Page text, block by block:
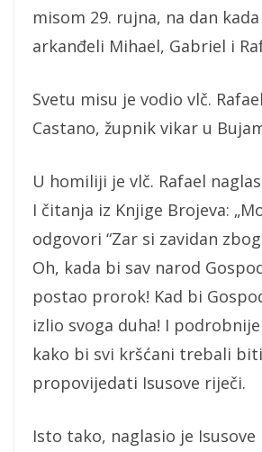
misom 29. rujna, na dan kada
arkanđeli Mihael, Gabriel i
Svetu misu je vodio vlč.
Castano, župnik vikar u
U homiliji je vlč. Rafael
I čitanja iz Knjige Brojeva:
odgovori “Zar si zavidan
Oh, kada bi sav narod
postao prorok! Kad bi
izlio svoga duha! I
kako bi svi kršćani trebali
propovijedati Isusove riječi.
Isto tako, naglasio je Isusove